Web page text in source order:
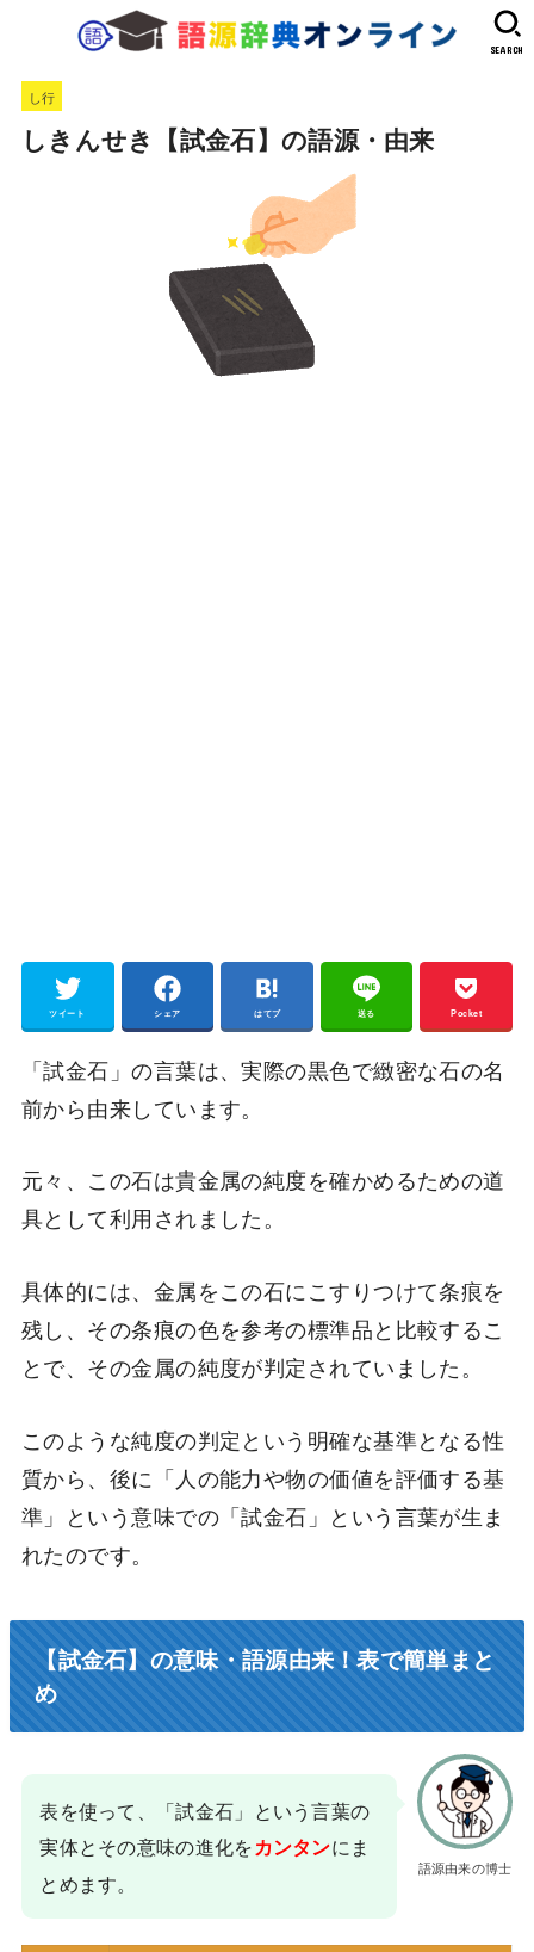
SEARCH
し行
しきんせき【試金石】の語源・由来
ツイート シェア はてブ 送る Pocket
「試金石」の言葉は、実際の黒色で緻密な石の名
前から由来しています。
元々、この石は貴金属の純度を確かめるための道
具として利用されました。
具体的には、金属をこの石にこすりつけて条痕を
残し、その条痕の色を参考の標準品と比較するこ
とで、その金属の純度が判定されていました。
このような純度の判定という明確な基準となる性
質から、後に「人の能力や物の価値を評価する基
準」という意味での「試金石」という言葉が生ま
れたのです。
【試金石】の意味・語源由来！表で簡単まと
め
語源由来の博士
表を使って、「試金石」という言葉の
実体とその意味の進化をカンタンにま
とめます。